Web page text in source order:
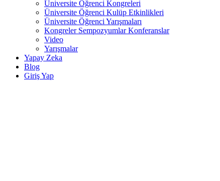
Üniversite Öğrenci Kongreleri
Üniversite Öğrenci Kulüp Etkinlikleri
Üniversite Öğrenci Yarışmaları
Kongreler Sempozyumlar Konferanslar
Video
Yarışmalar
Yapay Zeka
Blog
Giriş Yap